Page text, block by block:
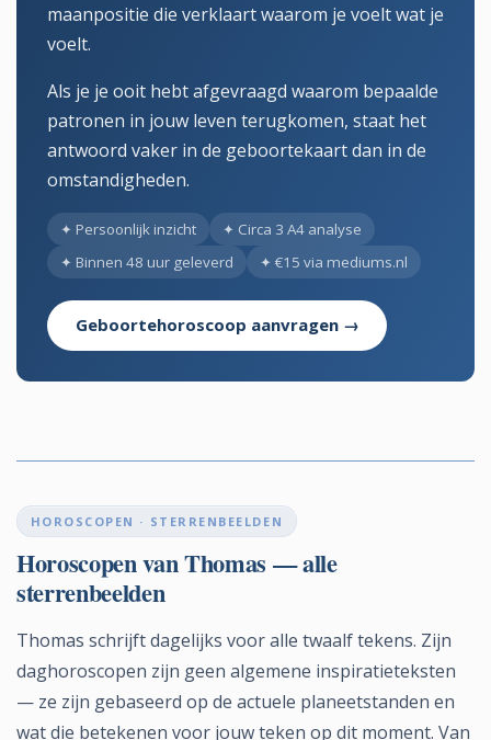
maanpositie die verklaart waarom je voelt wat je
voelt.
Als je je ooit hebt afgevraagd waarom bepaalde
patronen in jouw leven terugkomen, staat het
antwoord vaker in de geboortekaart dan in de
omstandigheden.
✦ Persoonlijk inzicht
✦ Circa 3 A4 analyse
✦ Binnen 48 uur geleverd
✦ €15 via mediums.nl
Geboortehoroscoop aanvragen →
HOROSCOPEN · STERRENBEELDEN
Horoscopen van Thomas — alle
sterrenbeelden
Thomas schrijft dagelijks voor alle twaalf tekens. Zijn
daghoroscopen zijn geen algemene inspiratieteksten
— ze zijn gebaseerd op de actuele planeetstanden en
wat die betekenen voor jouw teken op dit moment. Van